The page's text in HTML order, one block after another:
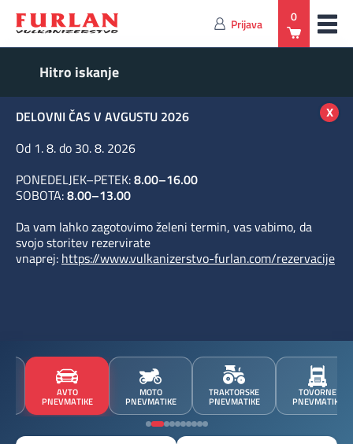
Prijava 0
DELOVNI ČAS V AVGUSTU 2026
Od 1. 8. do 30. 8. 2026
PONEDELJEK–PETEK:8.00–16.00
SOBOTA:8.00–13.00
Da vam lahko zagotovimo želeni termin, vas vabimo, da
svojo storitev rezervirate
vnaprej: https://www.vulkanizerstvo-furlan.com/rezervacije
x
AVTO
PNEVMATIKE
MOTO
PNEVMATIKE
TRAKTORSKE
PNEVMATIKE
TOVORNE
PNEVMATIKE